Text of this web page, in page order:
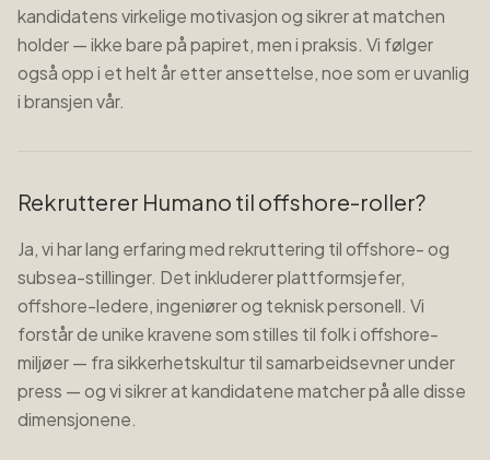
kandidatens virkelige motivasjon og sikrer at matchen
holder — ikke bare på papiret, men i praksis. Vi følger
også opp i et helt år etter ansettelse, noe som er uvanlig
i bransjen vår.
Rekrutterer Humano til offshore-roller?
Ja, vi har lang erfaring med rekruttering til offshore- og
subsea-stillinger. Det inkluderer plattformsjefer,
offshore-ledere, ingeniører og teknisk personell. Vi
forstår de unike kravene som stilles til folk i offshore-
miljøer — fra sikkerhetskultur til samarbeidsevner under
press — og vi sikrer at kandidatene matcher på alle disse
dimensjonene.